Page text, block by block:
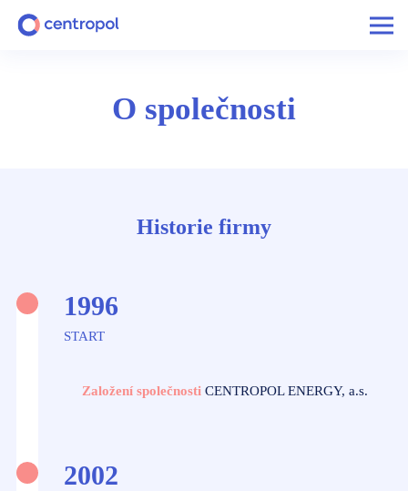
O společnosti
Historie firmy
Založení společnosti CENTROPOL ENERGY, a.s.
1996
START
2002